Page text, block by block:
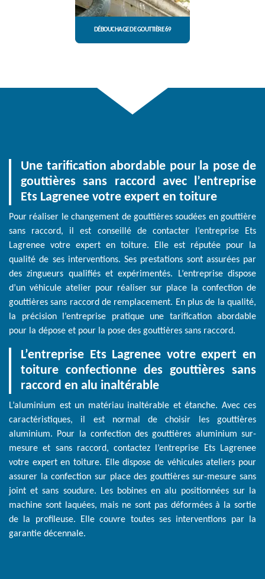
DÉBOUCHAGE DE GOUTTIÈRE 69
Une tarification abordable pour la pose de
gouttières sans raccord avec l’entreprise
Ets Lagrenee votre expert en toiture
Pour réaliser le changement de gouttières soudées en gouttière
sans raccord, il est conseillé de contacter l’entreprise Ets
Lagrenee votre expert en toiture. Elle est réputée pour la
qualité de ses interventions. Ses prestations sont assurées par
des zingueurs qualifiés et expérimentés. L’entreprise dispose
d’un véhicule atelier pour réaliser sur place la confection de
gouttières sans raccord de remplacement. En plus de la qualité,
la précision l’entreprise pratique une tarification abordable
pour la dépose et pour la pose des gouttières sans raccord.
L’entreprise Ets Lagrenee votre expert en
toiture confectionne des gouttières sans
raccord en alu inaltérable
L’aluminium est un matériau inaltérable et étanche. Avec ces
caractéristiques, il est normal de choisir les gouttières
aluminium. Pour la confection des gouttières aluminium sur-
mesure et sans raccord, contactez l’entreprise Ets Lagrenee
votre expert en toiture. Elle dispose de véhicules ateliers pour
assurer la confection sur place des gouttières sur-mesure sans
joint et sans soudure. Les bobines en alu positionnées sur la
machine sont laquées, mais ne sont pas déformées à la sortie
de la profileuse. Elle couvre toutes ses interventions par la
garantie décennale.